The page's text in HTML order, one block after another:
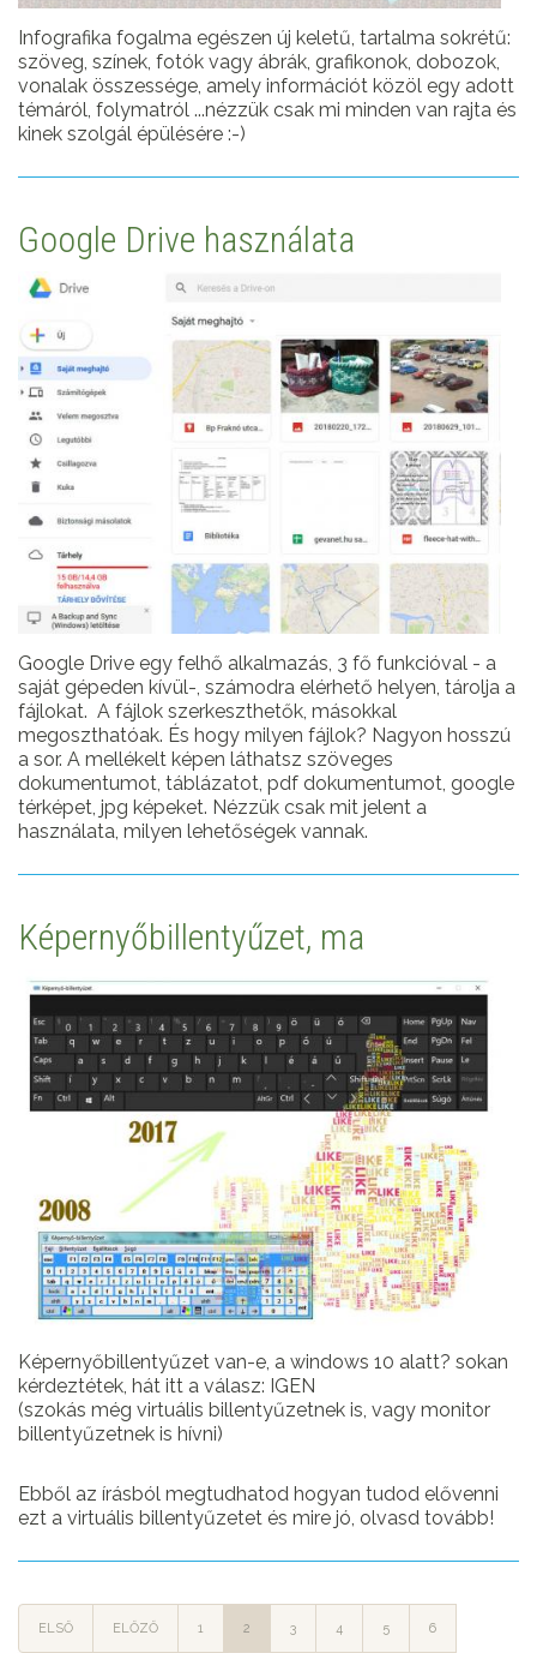
Infografika fogalma egészen új keletű, tartalma sokrétű:
szöveg, színek, fotók vagy ábrák, grafikonok, dobozok,
vonalak összessége, amely információt közöl egy adott
témáról, folymatról ...nézzük csak mi minden van rajta és
kinek szolgál épülésére :-)
Google Drive használata
Google Drive egy felhő alkalmazás, 3 fő funkcióval - a
saját gépeden kívül-, számodra elérhető helyen, tárolja a
fájlokat. A fájlok szerkeszthetők, másokkal
megoszthatóak. És hogy milyen fájlok? Nagyon hosszú
a sor. A mellékelt képen láthatsz szöveges
dokumentumot, táblázatot, pdf dokumentumot, google
térképet, jpg képeket. Nézzük csak mit jelent a
használata, milyen lehetőségek vannak.
Képernyőbillentyűzet, ma
Képernyőbillentyűzet van-e, a windows 10 alatt? sokan
kérdeztétek, hát itt a válasz: IGEN
(szokás még virtuális billentyűzetnek is, vagy monitor
billentyűzetnek is hívni)
Ebből az írásból megtudhatod hogyan tudod elővenni
ezt a virtuális billentyűzetet és mire jó, olvasd tovább!
ELSŐ ELŐZŐ 1 2 3 4 5 6